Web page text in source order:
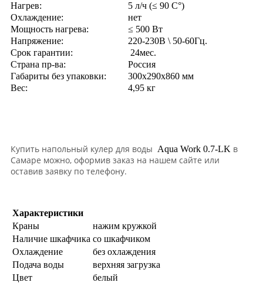
Нагрев:
5 л/ч (≤ 90 C°)
Охлаждение:
нет
Мощность нагрева:
≤ 500 Вт
Напряжение:
220-230В \ 50-60Гц.
Срок гарантии:
24мес.
Страна пр-ва:
Россия
Габариты без упаковки:
300х290х860 мм
Вес:
4,95 кг
Купить напольный кулер для воды Aqua Work 0.7-LK в
Самаре можно, оформив заказ на нашем сайте или
оставив заявку по телефону.
Характеристики
Краны
нажим кружкой
Наличие шкафчика со шкафчиком
Охлаждение
без охлаждения
Подача воды
верхняя загрузка
Цвет
белый